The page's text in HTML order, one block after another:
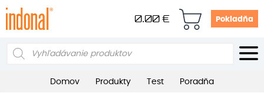
0.00 € Pokladňa
Products
Domov Produkty Test Poradňa